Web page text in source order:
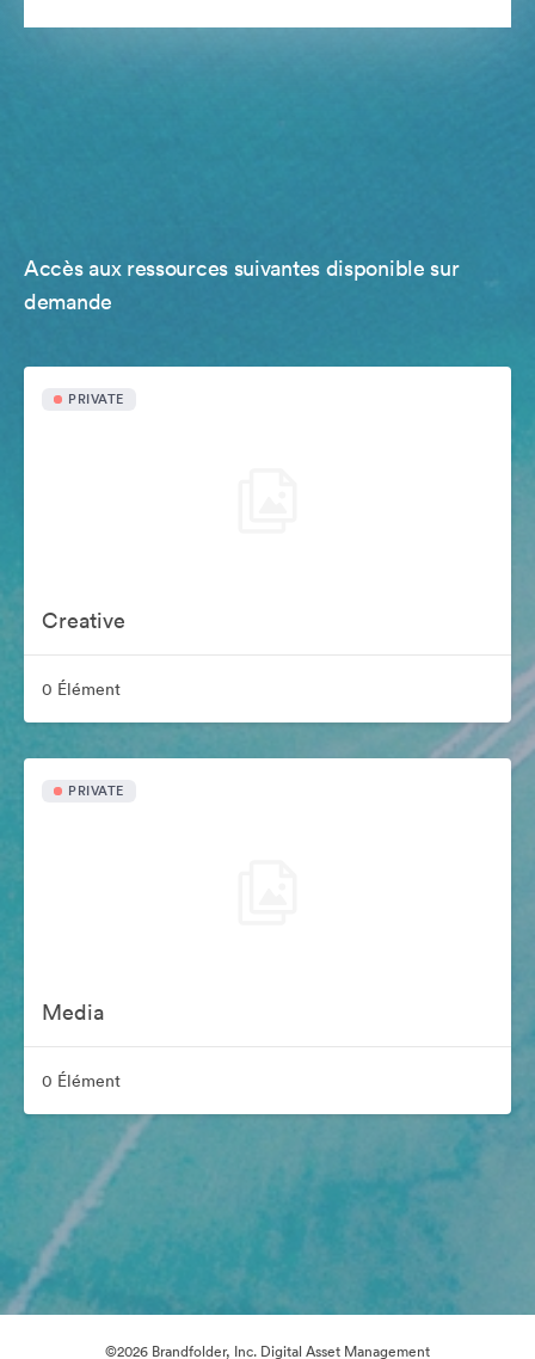
Accès aux ressources suivantes disponible sur
demande
PRIVATE
Creative
0 Élément
PRIVATE
Media
0 Élément
©2026 Brandfolder, Inc. Digital Asset Management